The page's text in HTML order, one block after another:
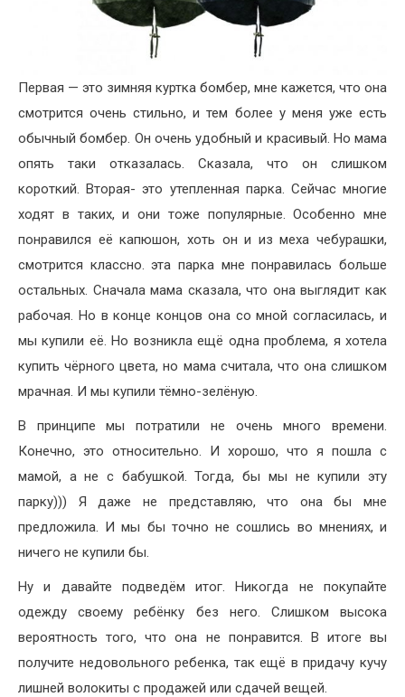
Первая — это зимняя куртка бомбер, мне кажется, что она
смотрится очень стильно, и тем более у меня уже есть
обычный бомбер. Он очень удобный и красивый. Но мама
опять таки отказалась. Сказала, что он слишком
короткий. Вторая- это утепленная парка. Сейчас многие
ходят в таких, и они тоже популярные. Особенно мне
понравился её капюшон, хоть он и из меха чебурашки,
смотрится классно. эта парка мне понравилась больше
остальных. Сначала мама сказала, что она выглядит как
рабочая. Но в конце концов она со мной согласилась, и
мы купили её. Но возникла ещё одна проблема, я хотела
купить чёрного цвета, но мама считала, что она слишком
мрачная. И мы купили тёмно-зелёную.
В принципе мы потратили не очень много времени.
Конечно, это относительно. И хорошо, что я пошла с
мамой, а не с бабушкой. Тогда, бы мы не купили эту
парку))) Я даже не представляю, что она бы мне
предложила. И мы бы точно не сошлись во мнениях, и
ничего не купили бы.
Ну и давайте подведём итог. Никогда не покупайте
одежду своему ребёнку без него. Слишком высока
вероятность того, что она не понравится. В итоге вы
получите недовольного ребенка, так ещё в придачу кучу
лишней волокиты с продажей или сдачей вещей.